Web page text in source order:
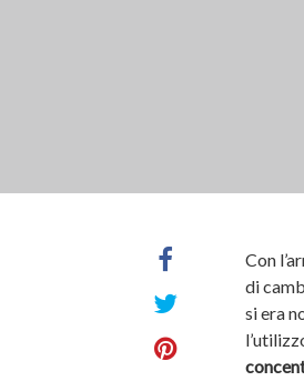
Con
di
si era